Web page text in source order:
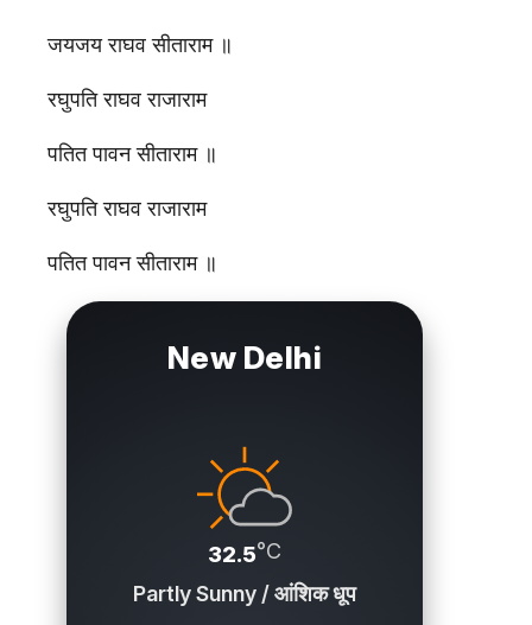
जयजय राघव सीताराम ॥
रघुपति राघव राजाराम
पतित पावन सीताराम ॥
रघुपति राघव राजाराम
पतित पावन सीताराम ॥
New Delhi
32.5°C
Partly Sunny / आंशिक धूप